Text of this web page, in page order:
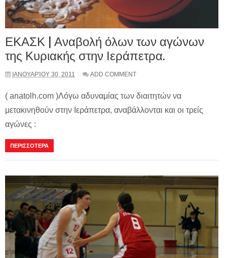
ΕΚΑΣΚ | Αναβολή όλων των αγώνων
της Κυριακής στην Ιεράπετρα.
ΙΑΝΟΥΑΡΊΟΥ 30, 2011 ADD COMMENT
( anatolh.com )Λόγω αδυναμίας των διαιτητών να
μετακινηθούν στην Ιεράπετρα, αναβάλλονται και οι τρείς
αγώνες :
ΠΕΡΙΣΣΟΤΕΡΑ